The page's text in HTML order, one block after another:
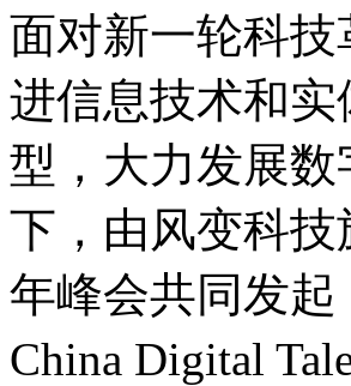
面对新一轮科
进信息技术和
型，大力发展
下，由风变科
年峰会共同发
China Digital